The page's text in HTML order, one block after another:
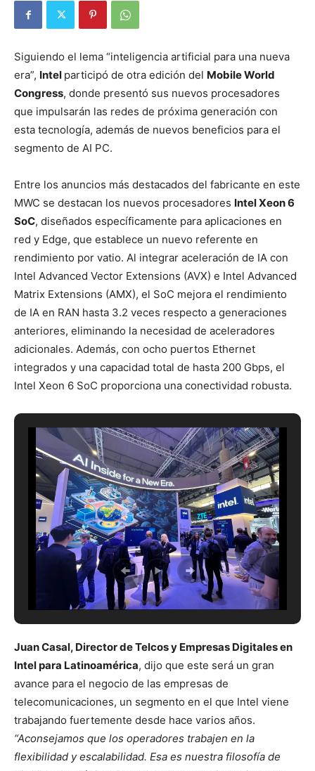
Siguiendo el lema “inteligencia artificial para una nueva
era”, Intel participó de otra edición del Mobile World
Congress, donde presentó sus nuevos procesadores
que impulsarán las redes de próxima generación con
esta tecnología, además de nuevos beneficios para el
segmento de AI PC.
Entre los anuncios más destacados del fabricante en este
MWC se destacan los nuevos procesadores Intel Xeon 6
SoC, diseñados específicamente para aplicaciones en
red y Edge, que establece un nuevo referente en
rendimiento por vatio. Al integrar aceleración de IA con
Intel Advanced Vector Extensions (AVX) e Intel Advanced
Matrix Extensions (AMX), el SoC mejora el rendimiento
de IA en RAN hasta 3.2 veces respecto a generaciones
anteriores, eliminando la necesidad de aceleradores
adicionales. Además, con ocho puertos Ethernet
integrados y una capacidad total de hasta 200 Gbps, el
Intel Xeon 6 SoC proporciona una conectividad robusta.
Juan Casal, Director de Telcos y Empresas Digitales en
Intel para Latinoamérica, dijo que este será un gran
avance para el negocio de las empresas de
telecomunicaciones, un segmento en el que Intel viene
trabajando fuertemente desde hace varios años.
“Aconsejamos que los operadores trabajen en la
flexibilidad y escalabilidad. Esa es nuestra filosofía de